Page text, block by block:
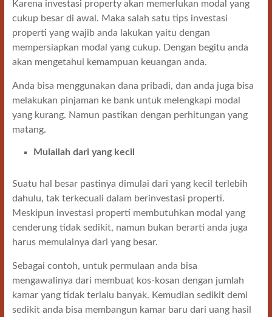
Karena investasi property akan memerlukan modal yang
cukup besar di awal. Maka salah satu tips investasi
properti yang wajib anda lakukan yaitu dengan
mempersiapkan modal yang cukup. Dengan begitu anda
akan mengetahui kemampuan keuangan anda.
Anda bisa menggunakan dana pribadi, dan anda juga bisa
melakukan pinjaman ke bank untuk melengkapi modal
yang kurang. Namun pastikan dengan perhitungan yang
matang.
Mulailah dari yang kecil
Suatu hal besar pastinya dimulai dari yang kecil terlebih
dahulu, tak terkecuali dalam berinvestasi properti.
Meskipun investasi properti membutuhkan modal yang
cenderung tidak sedikit, namun bukan berarti anda juga
harus memulainya dari yang besar.
Sebagai contoh, untuk permulaan anda bisa
mengawalinya dari membuat kos-kosan dengan jumlah
kamar yang tidak terlalu banyak. Kemudian sedikit demi
sedikit anda bisa membangun kamar baru dari uang hasil